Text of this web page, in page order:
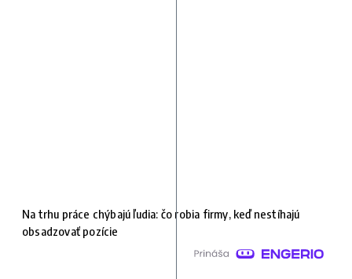
Na trhu práce chýbajú ľudia: čo robia firmy, keď nestíhajú
obsadzovať pozície